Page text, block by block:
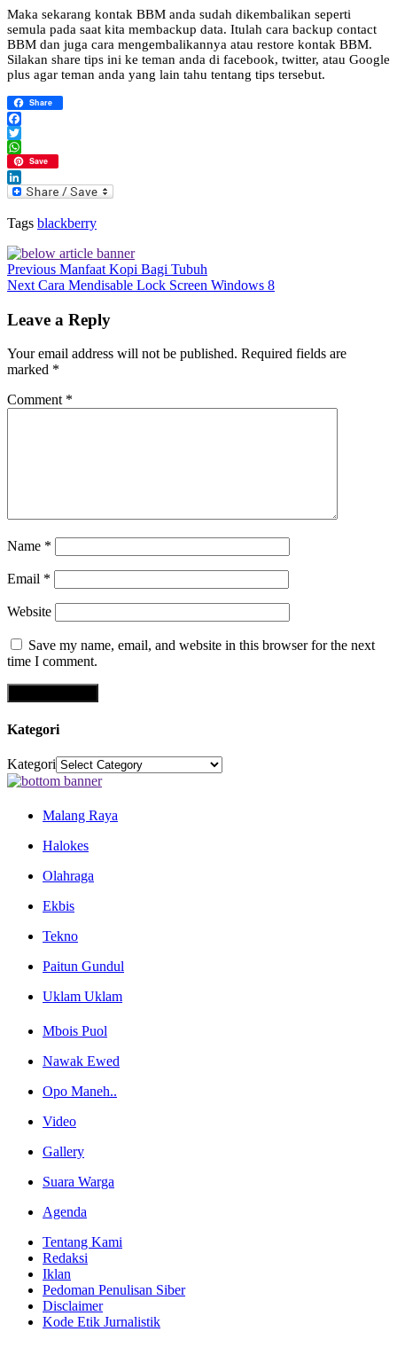
Maka sekarang kontak BBM anda sudah dikembalikan seperti
semula pada saat kita membackup data. Itulah cara backup contact
BBM dan juga cara mengembalikannya atau restore kontak BBM.
Silakan share tips ini ke teman anda di facebook, twitter, atau Google
plus agar teman anda yang lain tahu tentang tips tersebut.
Share
Facebook
Twitter
WhatsApp
Save
LinkedIn
Tags blackberry
Previous Manfaat Kopi Bagi Tubuh
Next Cara Mendisable Lock Screen Windows 8
Leave a Reply
Your email address will not be published. Required fields are
marked *
Comment *
Name *
Email *
Website
Save my name, email, and website in this browser for the next
time I comment.
Kategori
Kategori
Malang Raya
Halokes
Olahraga
Ekbis
Tekno
Paitun Gundul
Uklam Uklam
Mbois Puol
Nawak Ewed
Opo Maneh..
Video
Gallery
Suara Warga
Agenda
Tentang Kami
Redaksi
Iklan
Pedoman Penulisan Siber
Disclaimer
Kode Etik Jurnalistik